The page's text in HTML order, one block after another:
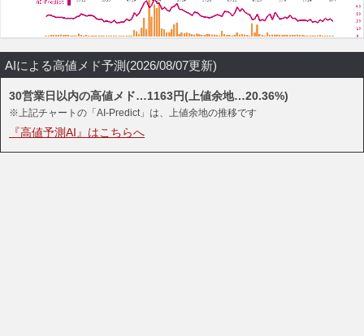
AIによる高値メド予測(2026/08/07更新)
30営業日以内の高値メド…1163円(上値余地…20.36%)
※上記チャートの「AI-Predict」は、上値余地の推移です
『高値予測AI』はこちらへ